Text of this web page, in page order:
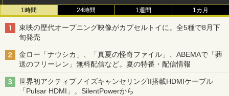
1時間 24時間 1週間 1カ月
東映の歴代オープニング映像がカプセルトイに。全5種で8月下
旬発売
金ロー「ナウシカ」、「真夏の怪奇ファイル」、ABEMAで「葬
送のフリーレン」無料配信など。夏の特番・配信情報
世界初アクティブノイズキャンセリングII搭載HDMIケーブル
「Pulsar HDMI」。SilentPowerから